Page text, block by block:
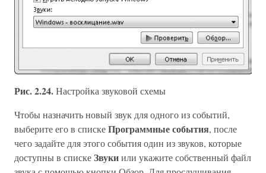
Рис. 2.24.Настройка звуковой схемы
Чтобы назначить новый звук для одного из событий,
выберите его в спискеПрограммные события, после
чего задайте для этого события один из звуков, которые
доступны в спискеЗвукиили укажите собственный файл